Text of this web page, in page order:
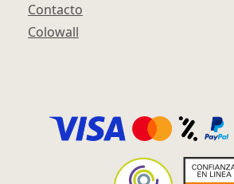
Contacto
Colowall